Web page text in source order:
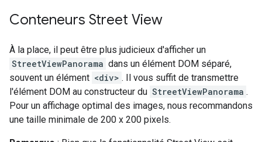
Conteneurs Street View
À la place, il peut être plus judicieux d'afficher un
StreetViewPanorama dans un élément DOM séparé,
souvent un élément <div> . Il vous suffit de transmettre
l'élément DOM au constructeur du StreetViewPanorama .
Pour un affichage optimal des images, nous recommandons
une taille minimale de 200 x 200 pixels.